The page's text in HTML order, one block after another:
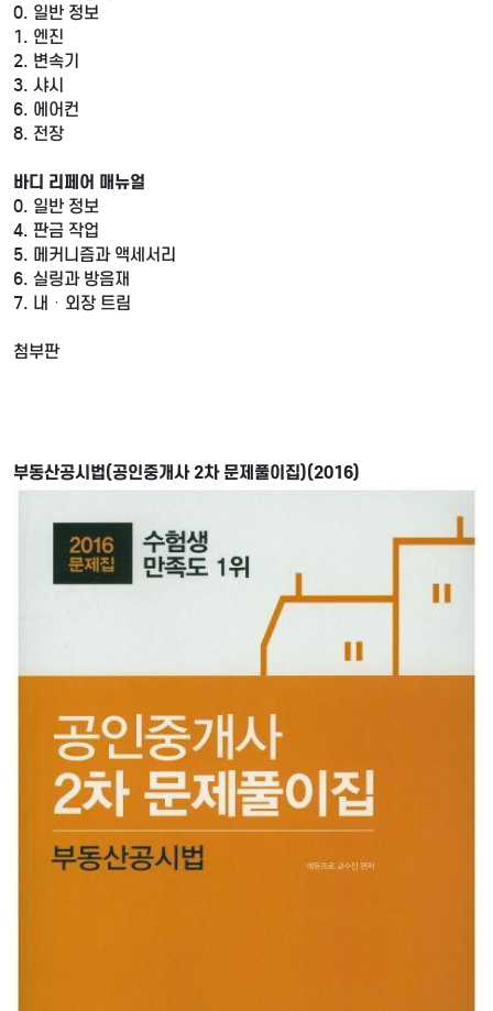
0. 일반 정보
1. 엔진
2. 변속기
3. 샤시
6. 에어컨
8. 전장
바디 리페어 매뉴얼
0. 일반 정보
4. 판금 작업
5. 메커니즘과 액세서리
6. 실링과 방음재
7. 내ㆍ외장 트림
첨부판
부동산공시법(공인중개사 2차 문제풀이집)(2016)